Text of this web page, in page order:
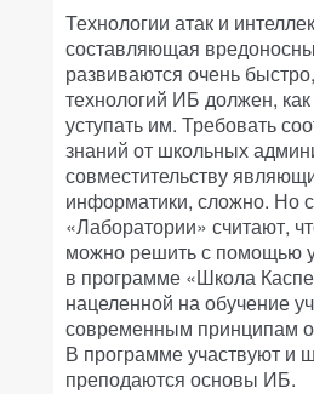
Технологии атак и
составляющая
развиваются очень
технологий ИБ должен,
уступать им. Требовать
знаний от школьных
совместительству
информатики, сложно. Но
«Лаборатории» считают,
можно решить с помощью
в программе «Школа
нацеленной на обучение
современным принципам
В программе участвуют и
преподаются основы ИБ.